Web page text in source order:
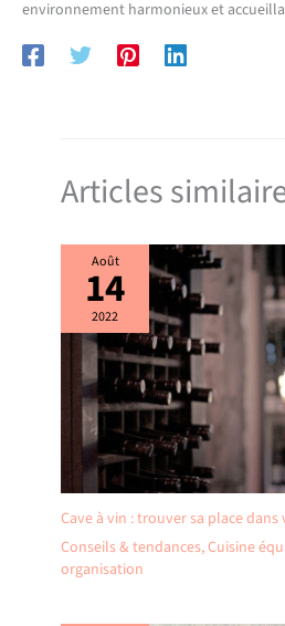
environnement harmonieux et
Articles
Août
14
2022
Cave à vin : trouver sa place
Conseils & tendances,Cuisine
organisation